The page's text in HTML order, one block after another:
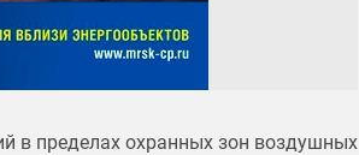
в пределах охранных зон воздушных